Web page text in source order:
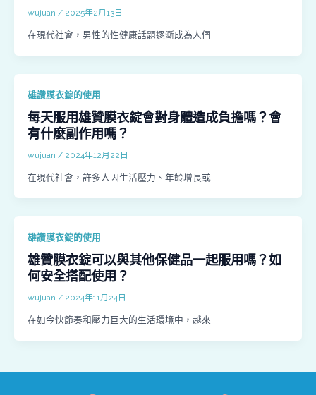
wujuan / 2025年2月13日
在現代社會，男性的性健康話題逐漸成為人們
雄讚膜衣錠的使用
每天服用雄贊膜衣錠會對身體造成負擔嗎？會
有什麼副作用嗎？
wujuan / 2024年12月22日
在現代社會，許多人因生活壓力、年齡增長或
雄讚膜衣錠的使用
雄贊膜衣錠可以與其他保健品一起服用嗎？如
何安全搭配使用？
wujuan / 2024年11月24日
在如今快節奏和壓力巨大的生活環境中，越來